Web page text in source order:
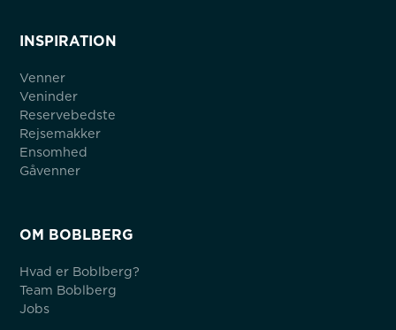
INSPIRATION
Venner
Veninder
Reservebedste
Rejsemakker
Ensomhed
Gåvenner
OM BOBLBERG
Hvad er Boblberg?
Team Boblberg
Jobs